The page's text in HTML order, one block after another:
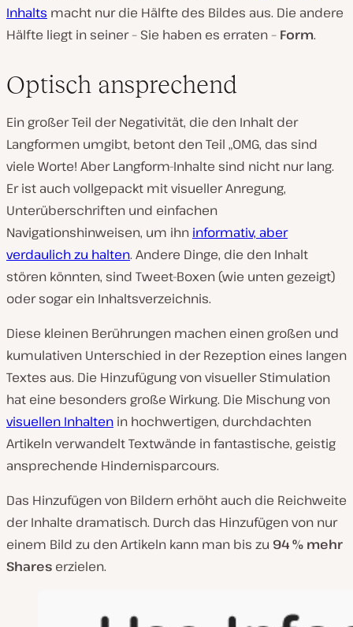
Inhalts macht nur die Hälfte des Bildes aus. Die andere
Hälfte liegt in seiner – Sie haben es erraten – Form.
Optisch ansprechend
Ein großer Teil der Negativität, die den Inhalt der
Langformen umgibt, betont den Teil „OMG, das sind
viele Worte! Aber Langform-Inhalte sind nicht nur lang.
Er ist auch vollgepackt mit visueller Anregung,
Unterüberschriften und einfachen
Navigationshinweisen, um ihn informativ, aber
verdaulich zu halten. Andere Dinge, die den Inhalt
stören könnten, sind Tweet-Boxen (wie unten gezeigt)
oder sogar ein Inhaltsverzeichnis.
Diese kleinen Berührungen machen einen großen und
kumulativen Unterschied in der Rezeption eines langen
Textes aus. Die Hinzufügung von visueller Stimulation
hat eine besonders große Wirkung. Die Mischung von
visuellen Inhalten in hochwertigen, durchdachten
Artikeln verwandelt Textwände in fantastische, geistig
ansprechende Hindernisparcours.
Das Hinzufügen von Bildern erhöht auch die Reichweite
der Inhalte dramatisch. Durch das Hinzufügen von nur
einem Bild zu den Artikeln kann man bis zu 94 % mehr
Shares erzielen.